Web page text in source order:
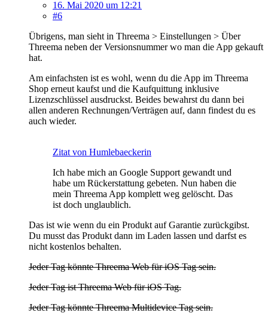
16. Mai 2020 um 12:21
#6
Übrigens, man sieht in Threema > Einstellungen > Über
Threema neben der Versionsnummer wo man die App gekauft
hat.
Am einfachsten ist es wohl, wenn du die App im Threema
Shop erneut kaufst und die Kaufquittung inklusive
Lizenzschlüssel ausdruckst. Beides bewahrst du dann bei
allen anderen Rechnungen/Verträgen auf, dann findest du es
auch wieder.
Zitat von Humlebaeckerin
Ich habe mich an Google Support gewandt und
habe um Rückerstattung gebeten. Nun haben die
mein Threema App komplett weg gelöscht. Das
ist doch unglaublich.
Das ist wie wenn du ein Produkt auf Garantie zurückgibst.
Du musst das Produkt dann im Laden lassen und darfst es
nicht kostenlos behalten.
Jeder Tag könnte Threema Web für iOS Tag sein.
Jeder Tag ist Threema Web für iOS Tag.
Jeder Tag könnte Threema Multidevice Tag sein.